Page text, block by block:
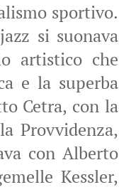
sportivo.
si suonava
artistico che
e la superba
Cetra, con la
Provvidenza,
con Alberto
Kessler,